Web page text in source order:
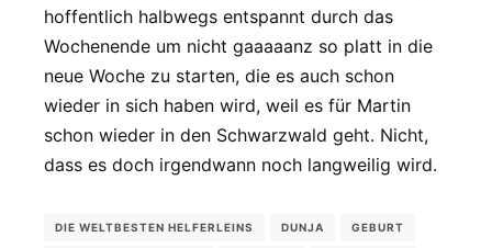
hoffentlich halbwegs entspannt durch das
Wochenende um nicht gaaaaanz so platt in die
neue Woche zu starten, die es auch schon
wieder in sich haben wird, weil es für Martin
schon wieder in den Schwarzwald geht. Nicht,
dass es doch irgendwann noch langweilig wird.
DIE WELTBESTEN HELFERLEINS DUNJA GEBURT